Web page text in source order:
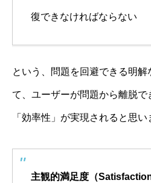
復できなければならない
という、問題を回避できる明
て、ユーザーが問題から離脱
「効率性」が実現されると思い
主観的満足度（